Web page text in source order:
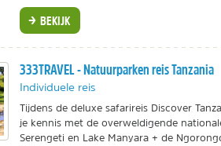
BEKIJK
333TRAVEL - Natuurparken reis Tanzania
Individuele reis
Tijdens de deluxe safarireis Discover
je kennis met de overweldigende
Serengeti en Lake Manyara + de